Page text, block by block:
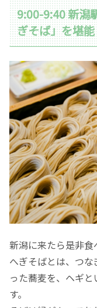
9:00-9:40 新潟
ぎそば」を堪能
新潟に来たら是非食
へぎそばとは、つ
った蕎麦を、ヘギ
す。